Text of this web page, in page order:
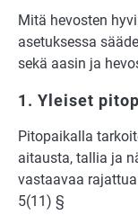
Mitä hevosten
asetuksessa
sekä aasin ja
1. Yleiset
Pitopaikalla
aitausta, tallia ja
vastaavaa
5(11) §